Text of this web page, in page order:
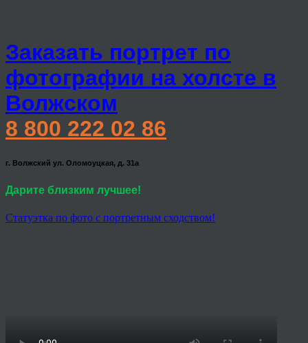
Заказать портрет по
фотографии на холсте в
Волжском
8 800 222 02 86
г. Волжский ул. Оломоуцкая, д. 31а
Дарите близким лучшее!
Статуэтка по фото с портретным сходством!